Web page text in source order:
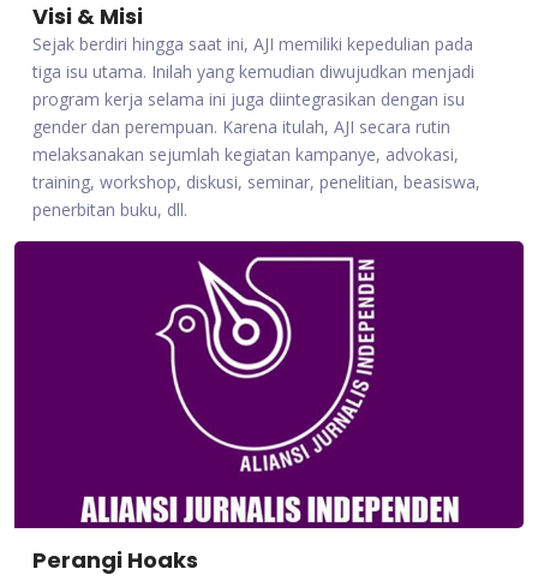
Visi & Misi
Sejak berdiri hingga saat ini, AJI memiliki kepedulian pada
tiga isu utama. Inilah yang kemudian diwujudkan menjadi
program kerja selama ini juga diintegrasikan dengan isu
gender dan perempuan. Karena itulah, AJI secara rutin
melaksanakan sejumlah kegiatan kampanye, advokasi,
training, workshop, diskusi, seminar, penelitian, beasiswa,
penerbitan buku, dll.
Perangi Hoaks